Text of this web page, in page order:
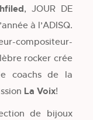
, JOUR DE
à l’ADISQ.
compositeur-
rocker crée
coachs de la
La Voix!
de bijoux